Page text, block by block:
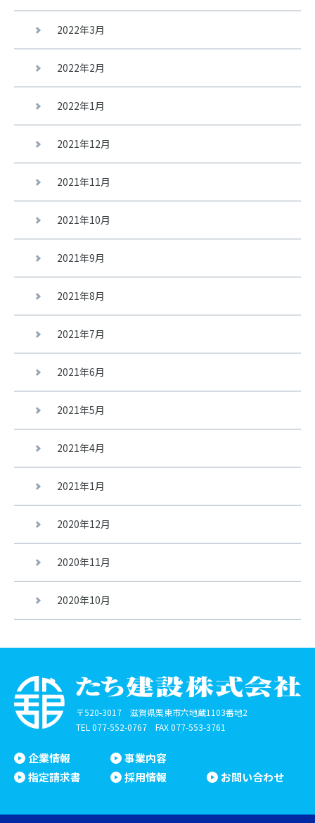
2022年3月
2022年2月
2022年1月
2021年12月
2021年11月
2021年10月
2021年9月
2021年8月
2021年7月
2021年6月
2021年5月
2021年4月
2021年1月
2020年12月
2020年11月
2020年10月
〒520-3017 滋賀県栗東市六地蔵1103番地2
TEL077-552-0767 FAX 077-553-3761
企業情報
事業内容
指定請求書
採用情報 お問い合わせ